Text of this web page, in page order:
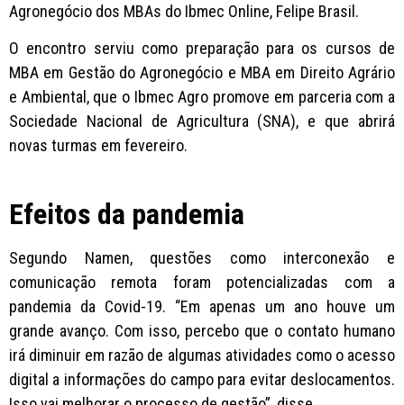
Agronegócio dos MBAs do Ibmec Online, Felipe Brasil.
O encontro serviu como preparação para os cursos de
MBA em Gestão do Agronegócio e MBA em Direito Agrário
e Ambiental, que o Ibmec Agro promove em parceria com a
Sociedade Nacional de Agricultura (SNA), e que abrirá
novas turmas em fevereiro.
Efeitos da pandemia
Segundo Namen, questões como interconexão e
comunicação remota foram potencializadas com a
pandemia da Covid-19. “Em apenas um ano houve um
grande avanço. Com isso, percebo que o contato humano
irá diminuir em razão de algumas atividades como o acesso
digital a informações do campo para evitar deslocamentos.